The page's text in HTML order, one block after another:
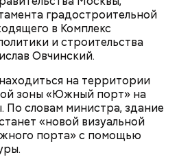
градостроительной
в Комплекс
и строительства
Овчинский.
на территории
зоны «Южный порт» на
По словам министра, здание
«новой визуальной
порта» с помощью